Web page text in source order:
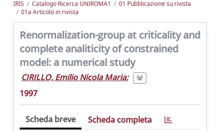
IRIS Catalogo Ricerca UNIROMA1
01 Pubblicazione su rivista
01a Articolo in rivista
Renormalization-group at criticality and
complete analiticity of constrained
model: a numerical study
CIRILLO, Emilio Nicola Maria;
1997
Scheda breve Scheda completa